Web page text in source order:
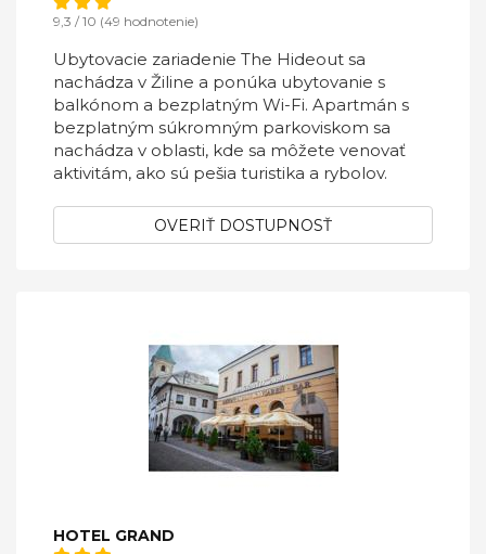
9,3 / 10 (49 hodnotenie)
Ubytovacie zariadenie The Hideout sa
nachádza v Žiline a ponúka ubytovanie s
balkónom a bezplatným Wi-Fi. Apartmán s
bezplatným súkromným parkoviskom sa
nachádza v oblasti, kde sa môžete venovať
aktivitám, ako sú pešia turistika a rybolov.
OVERIŤ DOSTUPNOSŤ
HOTEL GRAND